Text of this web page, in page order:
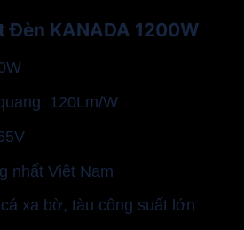
Đèn KANADA 1200W
120Lm/W
nhất Việt Nam
xa bờ, tàu công suất lớn